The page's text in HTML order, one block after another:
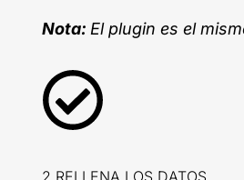
Nota: El plugin es el